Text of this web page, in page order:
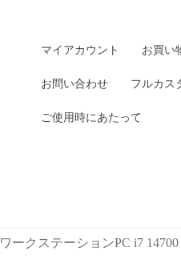
マイアカウント お買い
お問い合わせ フルカス
ご使用時にあたって
ワークステーションPC i7